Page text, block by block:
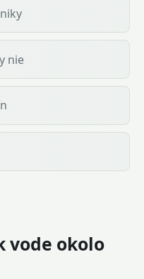
nie
vode okolo